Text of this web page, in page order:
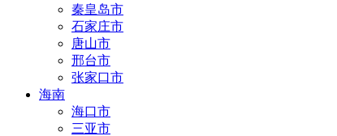
秦皇岛市
石家庄市
唐山市
邢台市
张家口市
海南
海口市
三亚市